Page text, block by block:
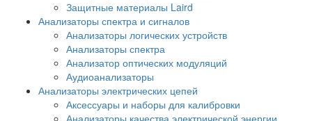
Защитные материалы Laird
Анализаторы спектра и сигналов
Анализаторы логических устройств
Анализаторы спектра
Анализатор оптических модуляций
Аудиоанализаторы
Анализаторы электрических цепей
Аксессуары и наборы для калибровки